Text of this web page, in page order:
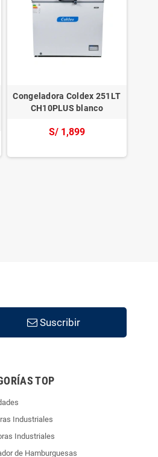
Congeladora Coldex 251LT
CH10PLUS blanco
S/ 1,899
Suscribir
TOP
Industriales
Industriales
de Hamburguesas